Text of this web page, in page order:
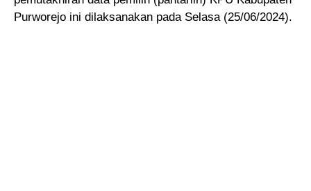
Purworejo ini dilaksanakan pada Selasa (25/06/2024).